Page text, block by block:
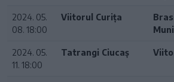
2024. 05.
08. 18:00
Viitorul Curița
2024. 05.
11. 18:00
Tatrangi Ciucaș